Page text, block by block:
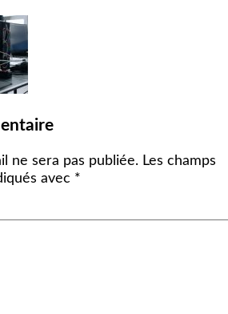
ne sera pas publiée. Les champs
avec *